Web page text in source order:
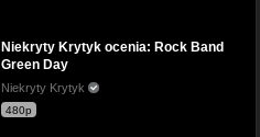
Niekryty Krytyk ocenia: Rock Band
Green Day
Niekryty Krytyk
480p